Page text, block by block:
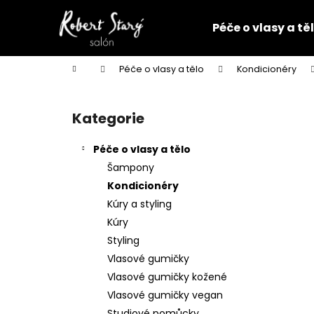
Péče o vlasy a
Domů Péče o vlasy a tělo Kondicionéry
Přeskočit
kategorie
Kategorie
Péče o vlasy a tělo
Šampony
Kondicionéry
Kúry a styling
Kúry
Styling
Vlasové gumičky
Vlasové gumičky kožené
Vlasové gumičky vegan
í
Zpět
do
Zpět
do
VLASOVÁ GUMIČKA ČERNÁ